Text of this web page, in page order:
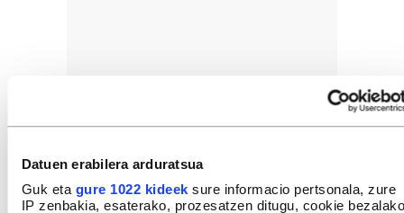
Datuen erabilera arduratsua
Guk eta gure 1022 kideek sure informacio pertsonala, zure
IP zenbakia, esaterako, prozesatzen ditugu, cookie bezalako